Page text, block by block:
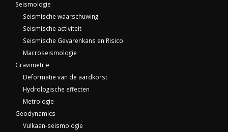
Seismologie
Seismische waarschuwing
Seismische activiteit
Seismische Gevarenkans en Risico
Macroseismologie
Gravimetrie
Deformatie van de aardkorst
Hydrologische effecten
Metrologie
Geodynamics
Vulkaan-seismologie